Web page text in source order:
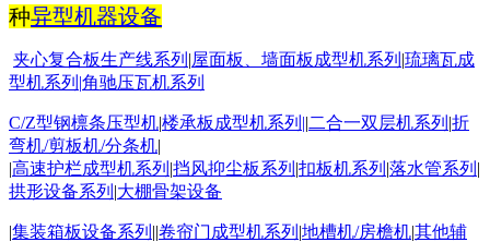
种异型机器设备
夹心复合板生产线系列 |屋面板 、墙面板成型机系列 |琉璃瓦成
型机系列 |角驰压瓦机系列
C/Z型钢檩条压型机|楼承板成型机系列 ||二合一双层机系列 |折
弯机/剪板机/分条机|
|高速护栏成型机系列 |挡风抑尘板系列 |扣板机系列 |落水管系列 |
拱形设备系列 |大棚骨架设备
|集装箱板设备系列 ||卷帘门成型机系列 |地槽机/房檐机|其他辅